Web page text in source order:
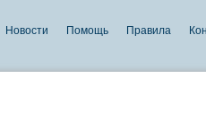
Новости Помощь Правила